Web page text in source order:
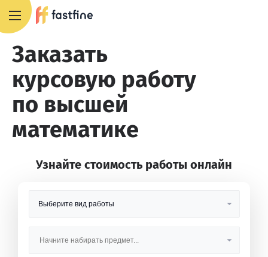
Заказать
курсовую работу
по высшей
математике
Узнайте стоимость работы онлайн